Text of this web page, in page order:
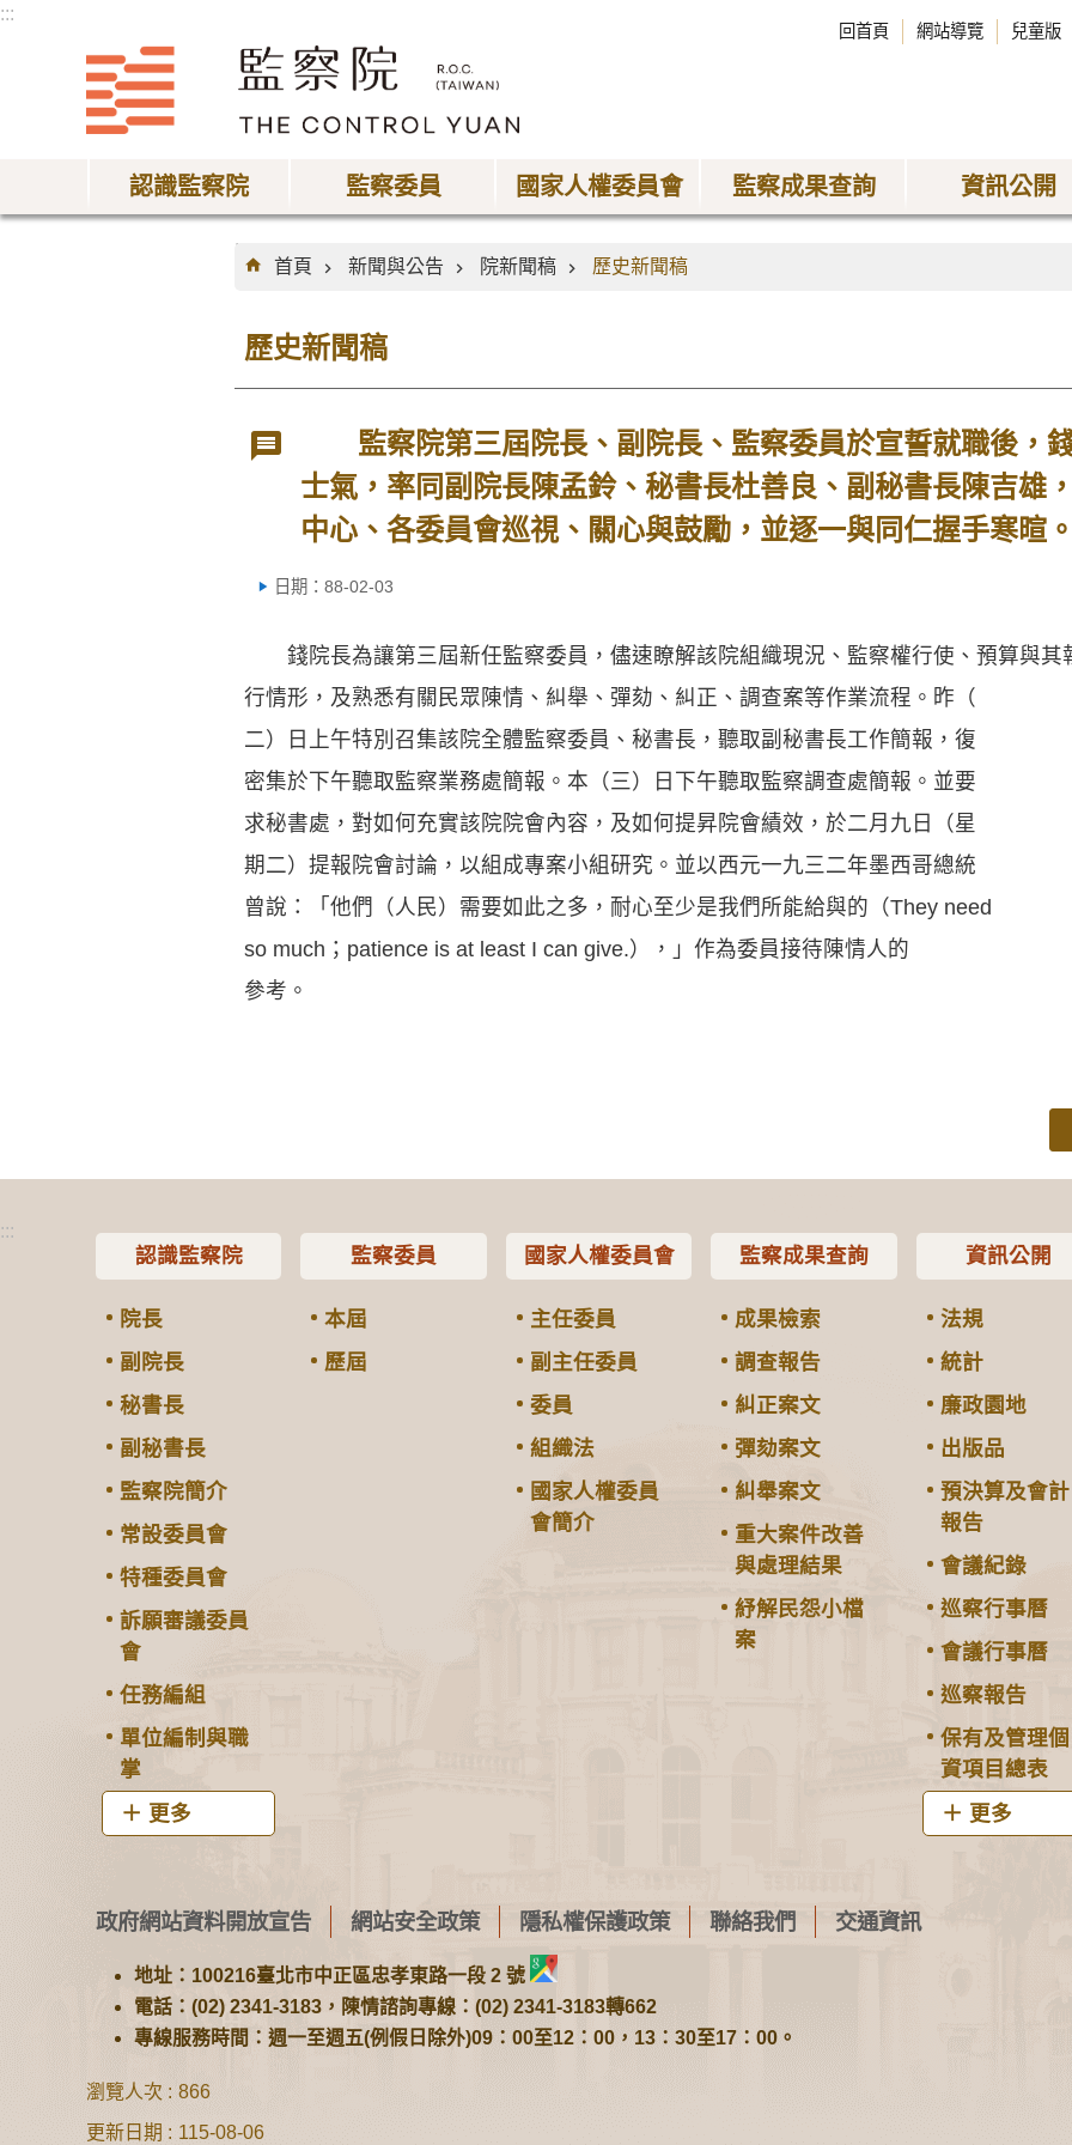
:::
回首頁 網站導覽 兒童版
認識監察院 監察委員 國家人權委員會 監察成果查詢 資訊公開
:::
首頁
新聞與公告 院新聞稿 歷史新聞稿
歷史新聞稿
監察院第三屆院長、副院長、監察委員於宣誓就職後，
士氣，率同副院長陳孟鈴、秘書長杜善良、副秘書長陳吉雄
中心、各委員會巡視、關心與鼓勵，並逐一與同仁握手寒暄
日期：88-02-03
錢院長為讓第三屆新任監察委員，儘速瞭解該院組織現況、監察權行使、預算與其
行情形，及熟悉有關民眾陳情、糾舉、彈劾、糾正、調查案等作業流程。昨（
二）日上午特別召集該院全體監察委員、秘書長，聽取副秘書長工作簡報，復
密集於下午聽取監察業務處簡報。本（三）日下午聽取監察調查處簡報。並要
求秘書處，對如何充實該院院會內容，及如何提昇院會績效，於二月九日（星
期二）提報院會討論，以組成專案小組研究。並以西元一九三二年墨西哥總統
曾說：「他們（人民）需要如此之多，耐心至少是我們所能給與的（They need
so much；patience is at least I can give.），」作為委員接待陳情人的
參考。
:::
認識監察院
院長
副院長
秘書長
副秘書長
監察院簡介
常設委員會
特種委員會
訴願審議委員
會
任務編組
單位編制與職
掌
更多
監察委員
本屆
歷屆
國家人權委員會
主任委員
副主任委員
委員
組織法
國家人權委員
會簡介
監察成果查詢
成果檢索
調查報告
糾正案文
彈劾案文
糾舉案文
重大案件改善
與處理結果
紓解民怨小檔
案
資訊公開
法規
統計
廉政園地
出版品
預決算及會計
報告
會議紀錄
巡察行事曆
會議行事曆
巡察報告
保有及管理個
資項目總表
更多
政府網站資料開放宣告 網站安全政策 隱私權保護政策 聯絡我們 交通資訊
地址：100216臺北市中正區忠孝東路一段 2 號
電話：(02) 2341-3183，陳情諮詢專線：(02) 2341-3183轉662
專線服務時間：週一至週五(例假日除外)09：00至12：00，13：30至17：00。
瀏覽人次
866
更新日期
115-08-06